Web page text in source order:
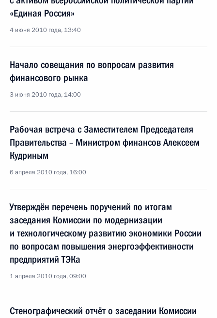
«Единая Россия»
4 июня 2010 года, 13:40
Начало совещания по вопросам развития
финансового рынка
3 июня 2010 года, 14:00
Рабочая встреча с Заместителем Председателя
Правительства – Министром финансов Алексеем
Кудриным
6 апреля 2010 года, 16:00
Утверждён перечень поручений по итогам
заседания Комиссии по модернизации
и технологическому развитию экономики России
по вопросам повышения энергоэффективности
предприятий ТЭКа
1 апреля 2010 года, 09:00
Стенографический отчёт о заседании Комиссии